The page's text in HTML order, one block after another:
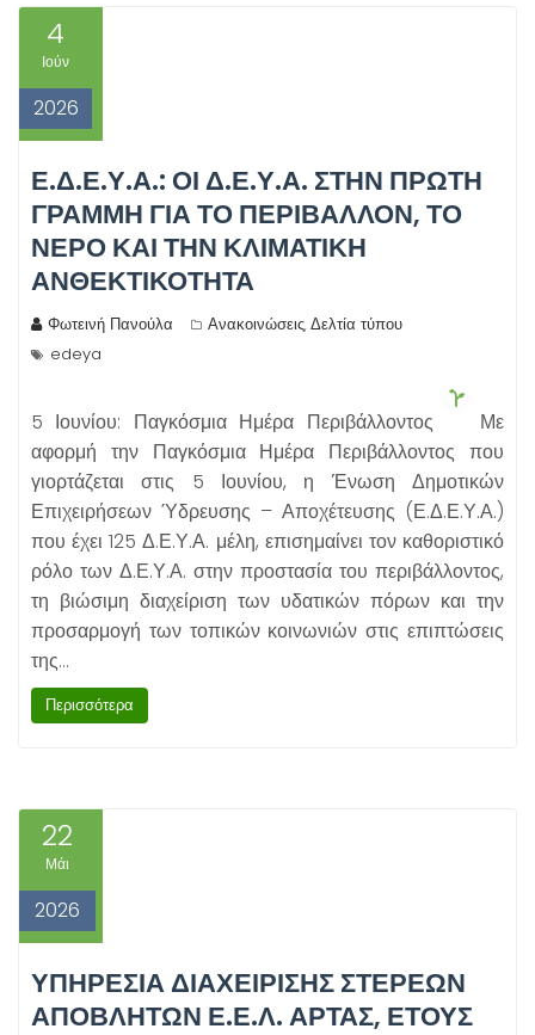
4
Ιούν
2026
Ε.Δ.Ε.Υ.Α.: ΟΙ Δ.Ε.Υ.Α. ΣΤΗΝ ΠΡΏΤΗ
ΓΡΑΜΜΉ ΓΙΑ ΤΟ ΠΕΡΙΒΆΛΛΟΝ, ΤΟ
ΝΕΡΌ ΚΑΙ ΤΗΝ ΚΛΙΜΑΤΙΚΉ
ΑΝΘΕΚΤΙΚΌΤΗΤΑ
Φωτεινή Πανούλα Ανακοινώσεις, Δελτία τύπου
edeya
5 Ιουνίου: Παγκόσμια Ημέρα Περιβάλλοντος
Με
αφορμή την Παγκόσμια Ημέρα Περιβάλλοντος που
γιορτάζεται στις 5 Ιουνίου, η Ένωση Δημοτικών
Επιχειρήσεων Ύδρευσης – Αποχέτευσης (Ε.Δ.Ε.Υ.Α.)
που έχει 125 Δ.Ε.Υ.Α. μέλη, επισημαίνει τον καθοριστικό
ρόλο των Δ.Ε.Υ.Α. στην προστασία του περιβάλλοντος,
τη βιώσιμη διαχείριση των υδατικών πόρων και την
προσαρμογή των τοπικών κοινωνιών στις επιπτώσεις
της…
Περισσότερα
22
Μάι
2026
ΥΠΗΡΕΣΊΑ ΔΙΑΧΕΊΡΙΣΗΣ ΣΤΕΡΕΏΝ
ΑΠΟΒΛΉΤΩΝ Ε.Ε.Λ. ΆΡΤΑΣ, ΈΤΟΥΣ